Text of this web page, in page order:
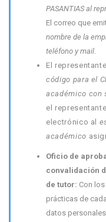
PASANTIAS al
El correo que
nombre de la
teléfono y mail.
El
código para el
académico con
el
electrónico al
académico
Oficio de
convalidación
de tutor: Con
prácticas de
datos